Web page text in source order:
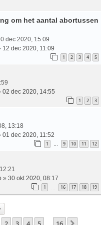
om het aantal abortussen
dec 2020, 15:09
12 dec 2020, 11:09
1 2 3 4 5
02 dec 2020, 14:55
1 2 3
13:18
01 dec 2020, 11:52
1 … 9 10 11 12
» 30 okt 2020, 08:17
1 … 16 17 18 19
Van16